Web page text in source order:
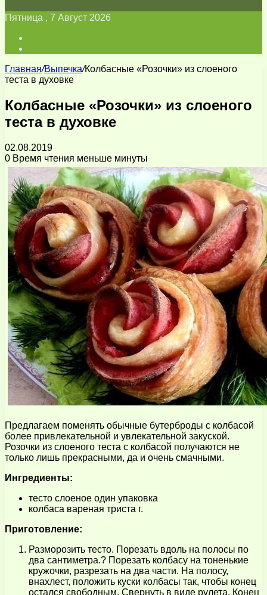
Пятница , 7 Август 2026
Главная/Выпечка/Колбасные «Розочки» из слоеного
теста в духовке
Колбасные «Розочки» из слоеного
теста в духовке
02.08.2019
0 Время чтения меньше минуты
Предлагаем поменять обычные бутерброды с колбасой
более привлекательной и увлекательной закуской.
Розочки из слоеного теста с колбасой получаются не
только лишь прекрасными, да и очень смачными.
Ингредиенты:
тесто слоеное один упаковка
колбаса вареная триста г.
Приготовление:
Разморозить тесто. Порезать вдоль на полосы по
два сантиметра.? Порезать колбасу на тоненькие
кружочки, разрезать на два части. На полосу,
внахлест, положить куски колбасы так, чтобы конец
остался свободным. Свернуть в виде рулета. Конец